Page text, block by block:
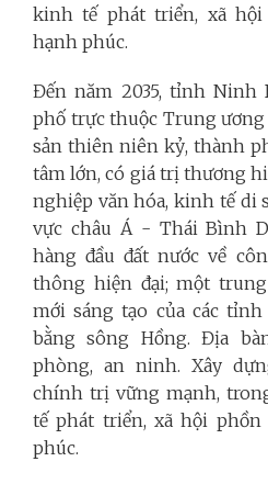
kinh tế phát triển, xã
hạnh phúc.
Đến năm 2035, tỉnh
phố trực thuộc Trung
sản thiên niên kỷ, thành
tâm lớn, có giá trị thương
nghiệp văn hóa, kinh tế di
vực châu Á - Thái Bình
hàng đầu đất nước về
thông hiện đại; một
mới sáng tạo của các
bằng sông Hồng. Địa
phòng, an ninh. Xây
chính trị vững mạnh,
tế phát triển, xã hội
phúc.